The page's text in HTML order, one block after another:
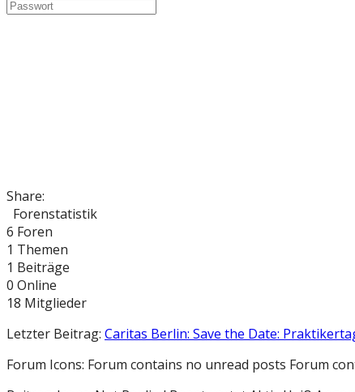
Share:
Forenstatistik
6 Foren
1 Themen
1 Beiträge
0 Online
18 Mitglieder
Letzter Beitrag: Caritas Berlin: Save the Date:
Forum Icons: Forum contains no unread posts Forum